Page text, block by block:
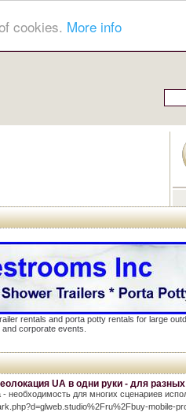
cookies. More info
rentals and porta potty rentals for large
corporate events.
UA в одни руки - для
необходимость для многих сценариев
mobile-